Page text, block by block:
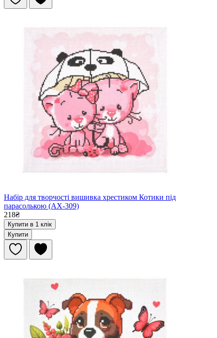
Набір для творчості вишивка хрестиком Котики під
парасолькою (AX-309)
218₴
Купити в 1 клік
Купити